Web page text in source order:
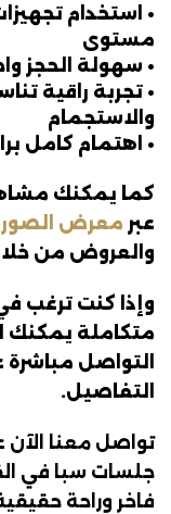
• استخدام
مستوى
• سهولة الحجز
• تجربة راقية
والاستجمام
• اهتمام كامل
كما يمكنك
عبر معرض الصور
والعروض من
وإذا كنت ترغب
متكاملة يمكنك
التواصل مباشرة
التفاصيل.
تواصل معنا الآن
جلسات سبا في
فاخر وراحة